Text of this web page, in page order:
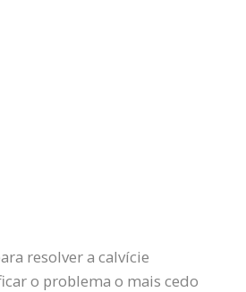
resolver a calvície
o problema o mais cedo